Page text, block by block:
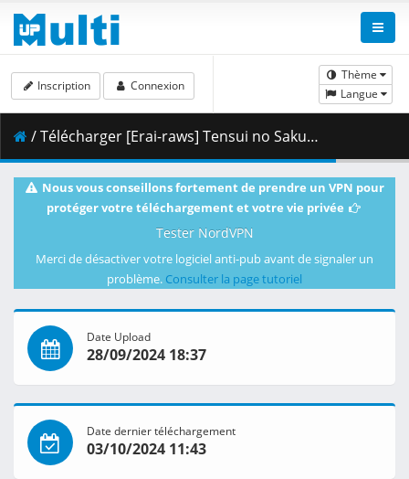
Thème
Langue
Inscription Connexion
/ Télécharger [Erai-raws] Tensui no Sakuna-hime - 13 [1080p][Multiple Subtitle][7BA6EB70].mkv.003 ( 396.06 MB )
Nous vous conseillons fortement de prendre un VPN pour
protéger votre téléchargement et votre vie privée
Tester NordVPN
Merci de désactiver votre logiciel anti-pub avant de signaler un
problème. Consulter la page tutoriel
Date Upload
28/09/2024 18:37
Date dernier téléchargement
03/10/2024 11:43